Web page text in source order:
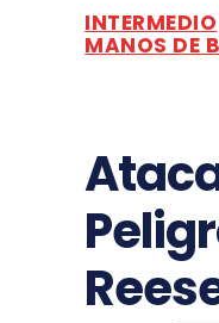
INTERMEDIO
MANOS DE